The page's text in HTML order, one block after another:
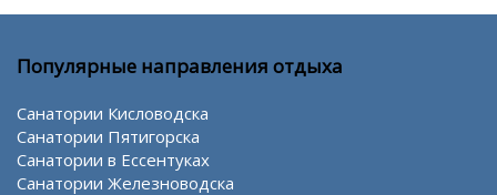
Популярные направления отдыха
Санатории Кисловодска
Санатории Пятигорска
Санатории в Ессентуках
Санатории Железноводска